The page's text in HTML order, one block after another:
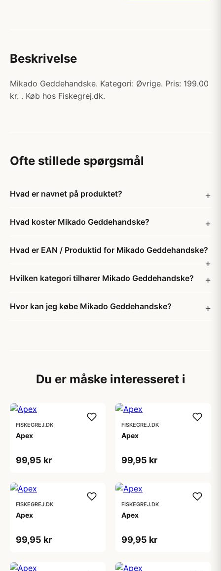
Beskrivelse
Mikado Geddehandske. Kategori: Øvrige. Pris: 199.00
kr. . Køb hos Fiskegrej.dk.
Ofte stillede spørgsmål
Hvad er navnet på produktet?
Hvad koster Mikado Geddehandske?
Hvad er EAN / Produktid for Mikado Geddehandske?
Hvilken kategori tilhører Mikado Geddehandske?
Hvor kan jeg købe Mikado Geddehandske?
Du er måske interesseret i
FISKEGREJ.DK
Apex
99,95 kr
FISKEGREJ.DK
Apex
99,95 kr
FISKEGREJ.DK
Apex
99,95 kr
FISKEGREJ.DK
Apex
99,95 kr